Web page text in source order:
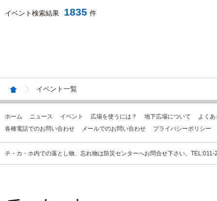
イベント検索結果 1835 件
イベント一覧
ホーム ニュース イベント 広場を使うには？ 地下広場について
よく
各種電話でのお問い合わせ
メールでのお問い合わせ プライバシーポリシー
チ・カ・ホ内での落とし物、忘れ物は防災センターへお問合せ下さい。